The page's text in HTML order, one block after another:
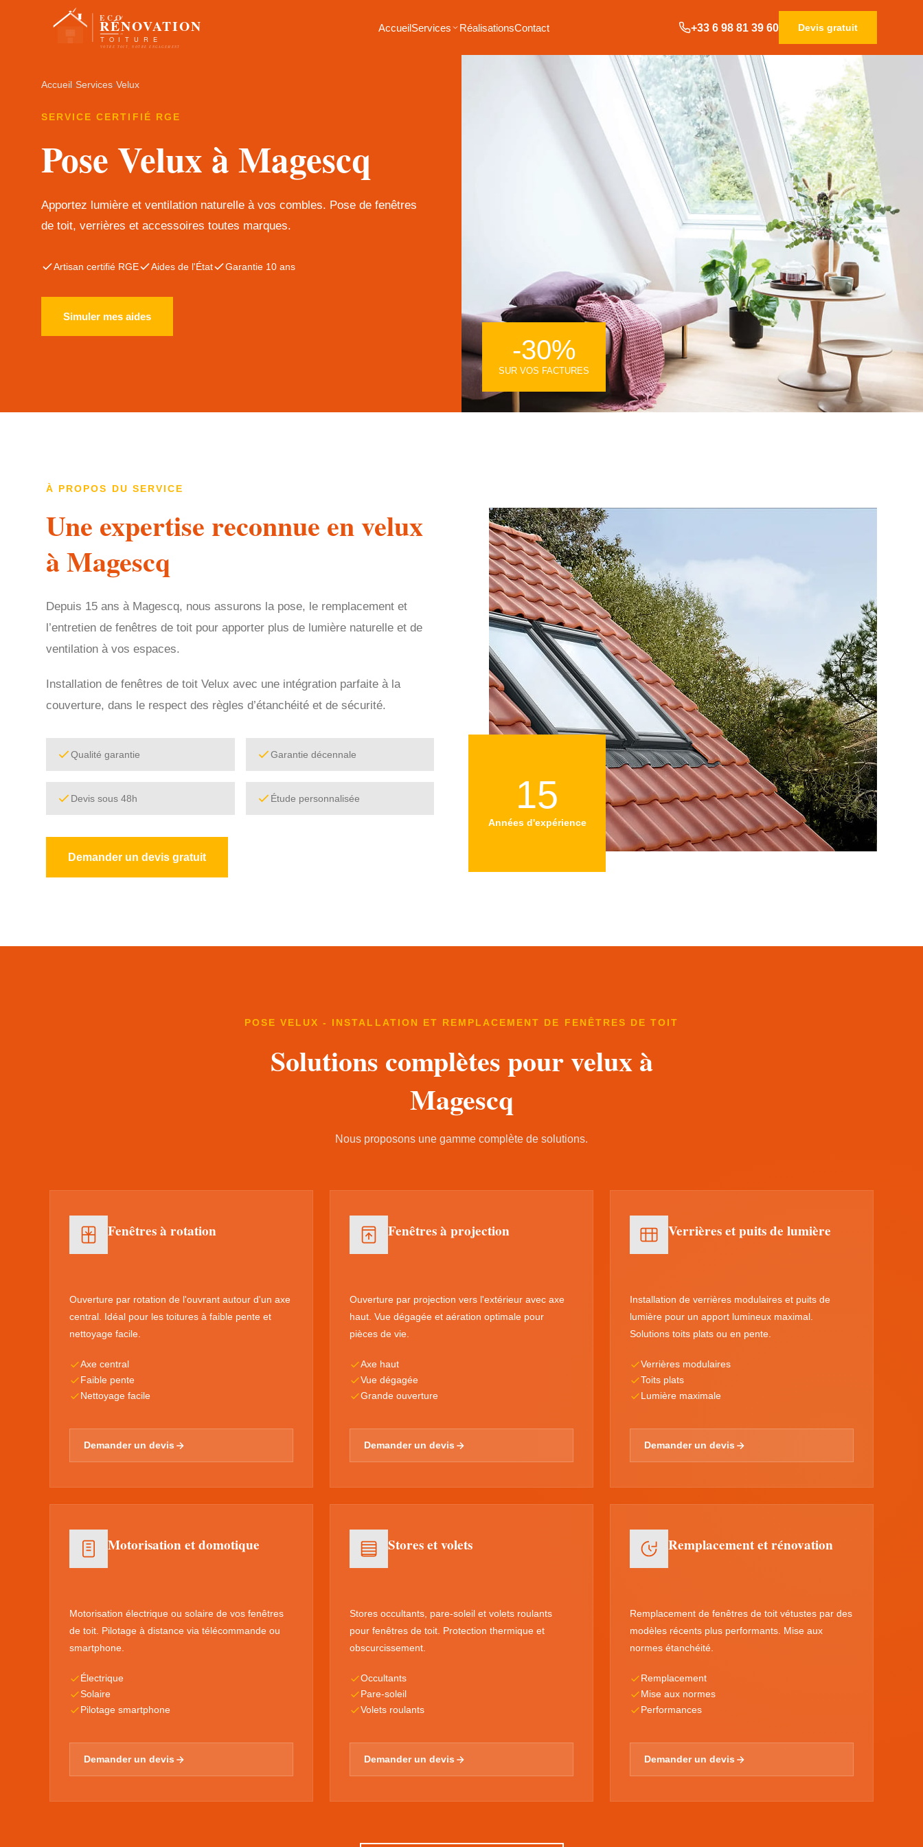
AccueilServices RéalisationsContact +33 6 98 81 39 60 Devis gratuit
Accueil›Services›Velux
SERVICE CERTIFIÉ RGE
Pose Velux à Magescq
Apportez lumière et ventilation naturelle à vos combles. Pose de fenêtres
de toit, verrières et accessoires toutes marques.
Artisan certifié RGE Aides de l'État Garantie 10 ans
Simuler mes aides
-30%
SUR VOS FACTURES
À PROPOS DU SERVICE
Une expertise reconnue en velux
à Magescq
Depuis 15 ans à Magescq, nous assurons la pose, le remplacement et
l’entretien de fenêtres de toit pour apporter plus de lumière naturelle et de
ventilation à vos espaces.
Installation de fenêtres de toit Velux avec une intégration parfaite à la
couverture, dans le respect des règles d’étanchéité et de sécurité.
Qualité garantie Garantie décennale
Devis sous 48h Étude personnalisée
Demander un devis gratuit
15
Années d'expérience
POSE VELUX - INSTALLATION ET REMPLACEMENT DE FENÊTRES DE TOIT
Solutions complètes pour velux à
Magescq
Nous proposons une gamme complète de solutions.
Fenêtres à rotation
Ouverture par rotation de l'ouvrant autour d'un axe
central. Idéal pour les toitures à faible pente et
nettoyage facile.
Axe central
Faible pente
Nettoyage facile
Demander un devis
Fenêtres à projection
Ouverture par projection vers l'extérieur avec axe
haut. Vue dégagée et aération optimale pour
pièces de vie.
Axe haut
Vue dégagée
Grande ouverture
Demander un devis
Verrières et puits de lumière
Installation de verrières modulaires et puits de
lumière pour un apport lumineux maximal.
Solutions toits plats ou en pente.
Verrières modulaires
Toits plats
Lumière maximale
Demander un devis
Motorisation et domotique
Motorisation électrique ou solaire de vos fenêtres
de toit. Pilotage à distance via télécommande ou
smartphone.
Électrique
Solaire
Pilotage smartphone
Demander un devis
Stores et volets
Stores occultants, pare-soleil et volets roulants
pour fenêtres de toit. Protection thermique et
obscurcissement.
Occultants
Pare-soleil
Volets roulants
Demander un devis
Remplacement et rénovation
Remplacement de fenêtres de toit vétustes par des
modèles récents plus performants. Mise aux
normes étanchéité.
Remplacement
Mise aux normes
Performances
Demander un devis